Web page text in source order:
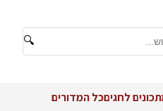
🔍
לחגיםכל המדורים